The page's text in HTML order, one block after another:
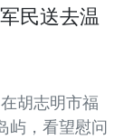
民送去温
胡志明市福
屿，看望慰问